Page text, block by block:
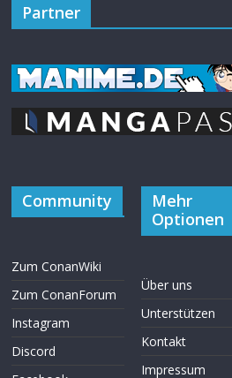
Partner
Community
Zum ConanWiki
Zum ConanForum
Instagram
Discord
Mehr
Optionen
Über uns
Unterstützen
Kontakt
Impressum